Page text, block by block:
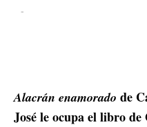
-
Alacrán enamorado de
José le ocupa el libro